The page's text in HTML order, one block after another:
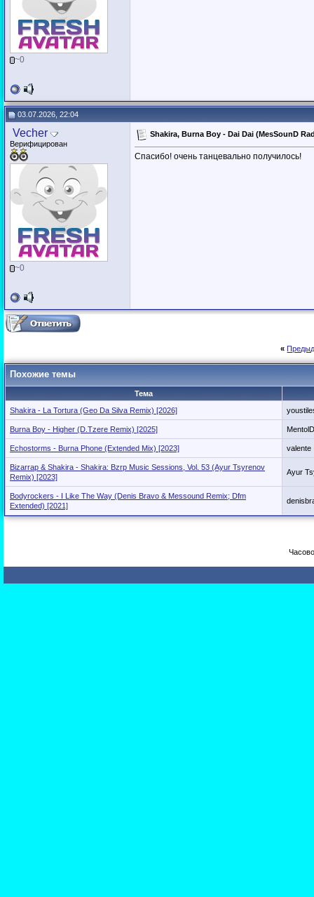
~0
03.07.2026, 22:04
Vecher
Верифицирован
~0
Shakira, Burna Boy - Dai Dai (MesSounD
Спасибо! очень танцевально получилось!
«
Похожие темы
Тема
Shakira - La Tortura (Geo Da Silva Remix) [2026]
Burna Boy - Higher (D.Tzere Remix) [2025]
Echostorms - Burna Phone (Extended Mix) [2023] valente
Bizarrap & Shakira - Shakira: Bzrp Music Sessions, Vol. 53 (Ayur Tsyrenov
Remix) [2023]
Ayur
Bodyrockers - I Like The Way (Denis Bravo & Messound Remix; Dfm
Extended) [2021]